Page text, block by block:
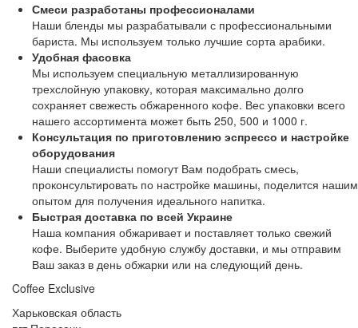
Смеси разработаны профессионалами
Наши бленды мы разрабатывали с профессиональными
бариста. Мы используем только лучшие сорта арабики.
Удобная фасовка
Мы используем специальную металлизированную
трехслойную упаковку, которая максимально долго
сохраняет свежесть обжаренного кофе. Вес упаковки всего
нашего ассортимента может быть 250, 500 и 1000 г.
Консультация по приготовлению эспрессо и настройке
оборудования
Наши специалисты помогут Вам подобрать смесь,
проконсультировать по настройке машины, поделится нашим
опытом для получения идеального напитка.
Быстрая доставка по всей Украине
Наша компания обжаривает и поставляет только свежий
кофе. Выберите удобную службу доставки, и мы отправим
Ваш заказ в день обжарки или на следующий день.
Coffee Exclusive
Харьковская область